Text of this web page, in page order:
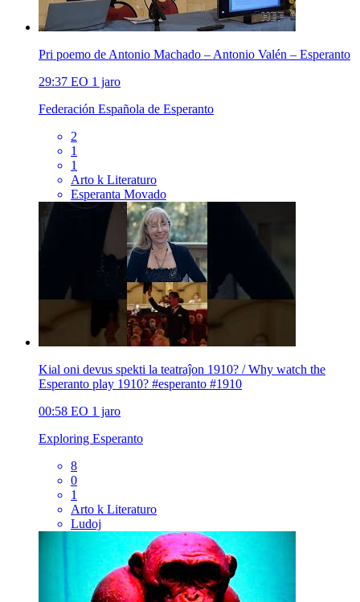
Pri poemo de Antonio Machado – Antonio Valén – Esperanto
29:37 EO 1 jaro
Federación Española de Esperanto
2
1
1
Arto k Literaturo
Esperanta Movado
Kial oni devus spekti la teatraĵon 1910? / Why watch the
Esperanto play 1910? #esperanto #1910
00:58 EO 1 jaro
Exploring Esperanto
8
0
1
Arto k Literaturo
Ludoj